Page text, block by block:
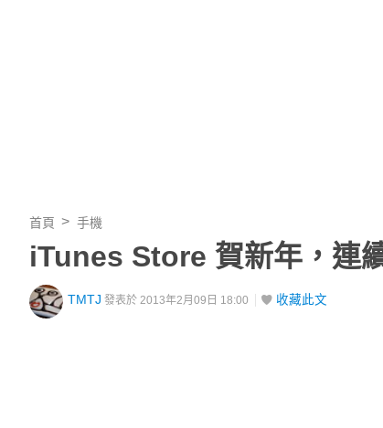
首頁 手機
iTunes Store 賀新年，連
TMTJ 發表於 2013年2月09日 18:00 收藏此文